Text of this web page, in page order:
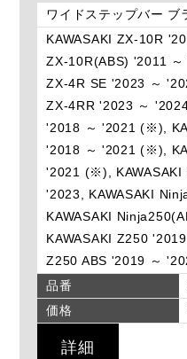
ワイドステップバー ブ
KAWASAKI ZX-10R
ZX-10R(ABS) '2011
ZX-4R SE '2023 ～
ZX-4RR '2023 ～
'2018 ～ '2021 (※),
'2018 ～ '2021 (※),
'2021 (※), KAWASAKI
'2023, KAWASAKI
KAWASAKI
KAWASAKI Z250
Z250 ABS '2019 ～
品番
価格
詳細